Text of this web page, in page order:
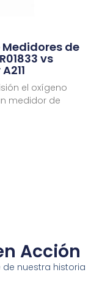
de
vs
el oxígeno
medidor de
Acción
nuestra historia